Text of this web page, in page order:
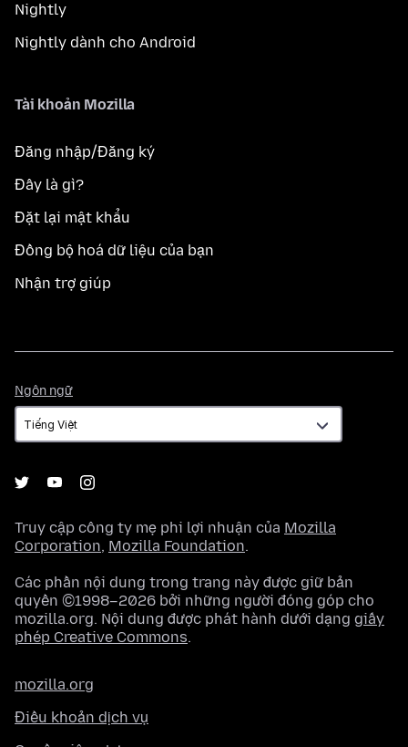
Nightly
Nightly dành cho Android
Tài khoản Mozilla
Đăng nhập/Đăng ký
Đây là gì?
Đặt lại mật khẩu
Đồng bộ hoá dữ liệu của bạn
Nhận trợ giúp
Ngôn ngữ
ngữ
Truy cập công ty mẹ phi lợi nhuận của Mozilla
Corporation, Mozilla Foundation.
Các phần nội dung trong trang này được giữ bản
quyền ©1998–2026 bởi những người đóng góp cho
mozilla.org. Nội dung được phát hành dưới dạng giấy
phép Creative Commons.
mozilla.org
Điều khoản dịch vụ